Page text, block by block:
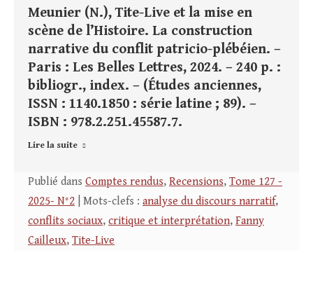
Meunier (N.), Tite-Live et la mise en
scène de l’Histoire. La construction
narrative du conflit patricio-plébéien. –
Paris : Les Belles Lettres, 2024. – 240 p. :
bibliogr., index. – (Études anciennes,
ISSN : 1140.1850 : série latine ; 89). –
ISBN : 978.2.251.45587.7.
Lire la suite
Publié dans Comptes rendus, Recensions, Tome 127 -
2025- N°2 | Mots-clefs : analyse du discours narratif,
conflits sociaux, critique et interprétation, Fanny
Cailleux, Tite-Live